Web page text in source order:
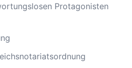
Protagonisten